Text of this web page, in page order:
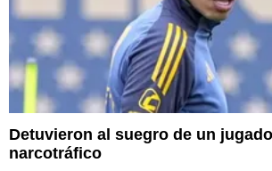
Detuvieron al suegro de un
narcotráfico